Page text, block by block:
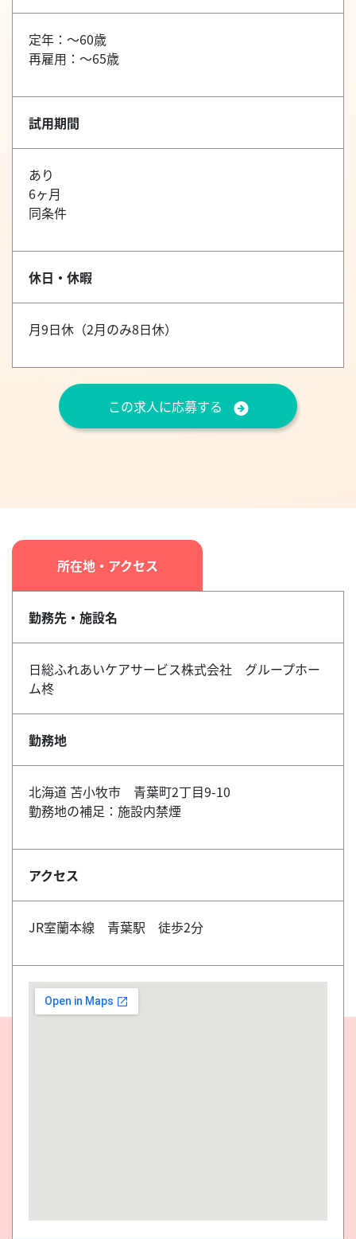
定年：～60歳
再雇用：～65歳
試用期間
あり
6ヶ月
同条件
休日・休暇
月9日休（2月のみ8日休）
この求人に応募する
所在地・アクセス
勤務先・施設名
日総ふれあいケアサービス株式会社 グループホー
ム柊
勤務地
北海道 苫小牧市 青葉町2丁目9-10
勤務地の補足：施設内禁煙
アクセス
JR室蘭本線 青葉駅 徒歩2分